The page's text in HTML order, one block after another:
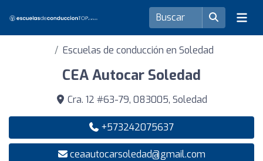
Escuelas de conducción en Soledad
CEA Autocar Soledad
Cra. 12 #63-79, 083005, Soledad
+573242075637
ceaautocarsoledad@gmail.com